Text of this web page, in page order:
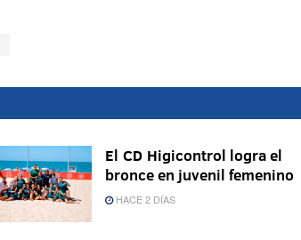
El CD Higicontrol logra el
bronce en juvenil femenino
HACE 2 DÍAS